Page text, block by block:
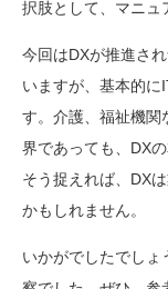
択肢として、マニュ
今回はDXが推進さ
いますが、基本的に
す。介護、福祉機関
界であっても、DX
そう捉えれば、DX
かもしれません。
いかがでしたでしょ